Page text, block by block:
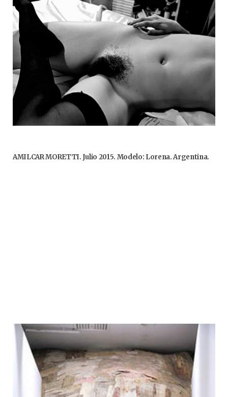
AMILCAR MORETTI. Julio 2015. Modelo: Lorena. Argentina.